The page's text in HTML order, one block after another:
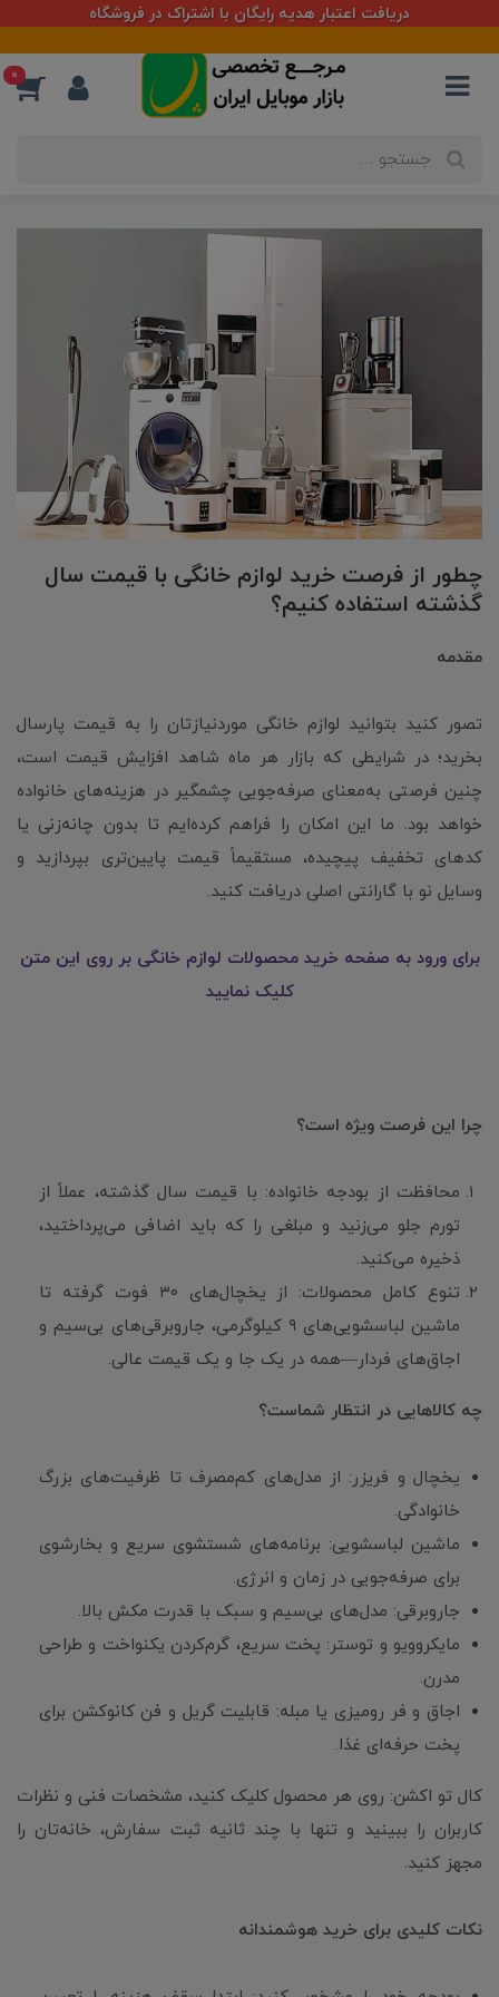
دریافت اعتبار هدیه رایگان با اشتراک در فروشگاه
0
چطور از فرصت خرید لوازم خانگی با قیمت سال
گذشته استفاده کنیم؟
مقدمه
تصور کنید بتوانید لوازم خانگی موردنیازتان را به قیمت پارسال
بخرید؛ در شرایطی که بازار هر ماه شاهد افزایش قیمت است،
چنین فرصتی به‌معنای صرفه‌جویی چشمگیر در هزینه‌های خانواده
خواهد بود. ما این امکان را فراهم کرده‌ایم تا بدون چانه‌زنی یا
کدهای تخفیف پیچیده، مستقیماً قیمت پایین‌تری بپردازید و
وسایل نو با گارانتی اصلی دریافت کنید.
برای ورود به صفحه خرید محصولات لوازم خانگی بر روی این متن
کلیک نمایید
چرا این فرصت ویژه است؟
محافظت از بودجه خانواده: با قیمت سال گذشته، عملاً از
تورم جلو می‌زنید و مبلغی را که باید اضافی می‌پرداختید،
ذخیره می‌کنید.
تنوع کامل محصولات: از یخچال‌های ۳۰ فوت گرفته تا
ماشین لباسشویی‌های ۹ کیلوگرمی، جاروبرقی‌های بی‌سیم و
اجاق‌های فردار—همه در یک جا و یک قیمت عالی.
چه کالاهایی در انتظار شماست؟
یخچال و فریزر: از مدل‌های کم‌مصرف تا ظرفیت‌های بزرگ
خانوادگی.
ماشین لباسشویی: برنامه‌های شستشوی سریع و بخارشوی
برای صرفه‌جویی در زمان و انرژی.
جاروبرقی: مدل‌های بی‌سیم و سبک با قدرت مکش بالا.
مایکروویو و توستر: پخت سریع، گرم‌کردن یکنواخت و طراحی
مدرن.
اجاق و فر رومیزی یا مبله: قابلیت گریل و فن کانوکشن برای
پخت حرفه‌ای غذا.
کال تو اکشن: روی هر محصول کلیک کنید، مشخصات فنی و نظرات
کاربران را ببینید و تنها با چند ثانیه ثبت سفارش، خانه‌تان را
مجهز کنید.
نکات کلیدی برای خرید هوشمندانه